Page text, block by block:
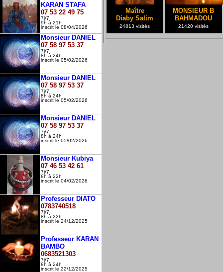
KARAN STAFA
07 53 22 49 75
7j/7
9h à 21h
inscrit le 08/04/2026
Monsieur DANIEL
07 58 97 53 37
7j/7
8h à 24h
inscrit le 05/02/2026
Monsieur DANIEL
07 58 97 53 37
7j/7
8h à 24h
inscrit le 05/02/2026
Monsieur DANIEL
07 58 97 53 37
7j/7
8h à 24h
inscrit le 05/02/2026
Monsieur Kubiya
07 46 53 42 61
7j/7
8h à 22h
inscrit le 04/02/2026
Professeur DIATO
0783740518
7j/7
8h à 22h
inscrit le 24/12/2025
Professeur KARAN
BAMBO
0683521303
7j/7
8h à 24h
inscrit le 22/12/2025
Maître
Diaby Salim
24813 visités
MONSIEUR B
BAHMADOU
21420 visités